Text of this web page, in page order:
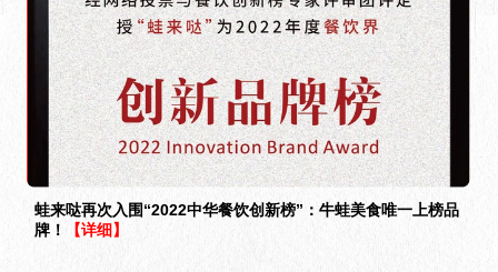
蛙来哒再次入围“2022中华餐饮创新榜”：牛蛙美食唯一上榜品
牌！
【详细】